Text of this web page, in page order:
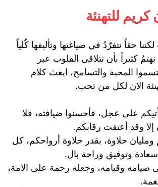
للتهنئة
حقاً نتفرّدُ في صياغتها وتأليفها كُلياً
كثيراً بأن تتلاقى القلوب عبر
المحبة والتسامح، ابعث كلام
الان لكل من تحب.
على عجل، فأحسنوا ضيافته، فلا
وقد أعتقت رقابكم.
حلاوة، بقدر حلاوة أرواحكم، كل
وتوفيق وراحة بال.
صيامه وقيامه، وجعله رحمة على الامة،